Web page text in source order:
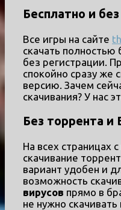
Бесплатно и
Все игры на сайте
скачать полностью
без регистрации.
спокойно сразу же
версию. Зачем
скачивания? У нас
Без торрента и
На всех страницах
скачивание
вариант удобен и
возможность
вирусов прямо в
не нужно